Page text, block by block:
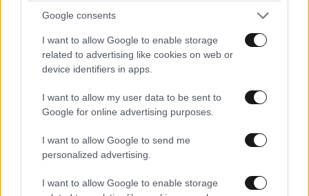
Google consents
I want to allow Google to enable storage
related to advertising like cookies on web or
device identifiers in apps.
I want to allow my user data to be sent to
Google for online advertising purposes.
I want to allow Google to send me
personalized advertising.
I want to allow Google to enable storage
40 ημέρες, 33 δράσεις, 4.000+
συμμετοχές
Αυξητική & Ανόρθωση